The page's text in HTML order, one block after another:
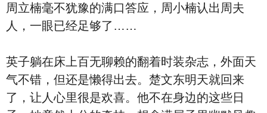
周立楠毫不犹豫的满口答应，周小楠认出周夫
人，一眼已经足够了……
英子躺在床上百无聊赖的翻着时装杂志，外面天
气不错，但还是懒得出去。楚文东明天就回来
了，让人心里很是欢喜。他不在身边的这些日